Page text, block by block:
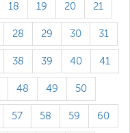
18 19 20 21
28 29 30 31
38 39 40 41
48 49 50
57 58 59 60